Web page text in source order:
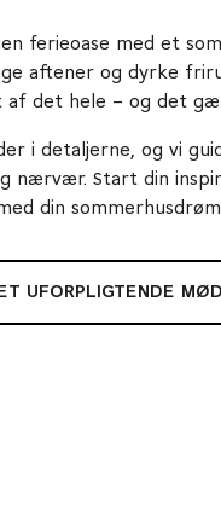
ferieoase med et
aftener og dyrke
af det hele – og det
i detaljerne, og vi
nærvær. Start din
din
UFORPLIGTENDE